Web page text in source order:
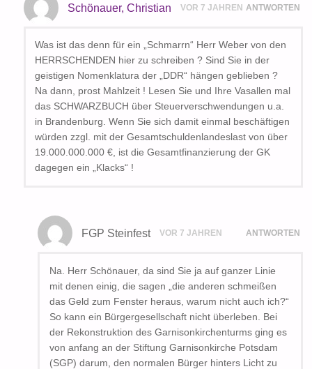
Schönauer, Christian VOR 7 JAHREN ANTWORTEN
Was ist das denn für ein „Schmarrn“ Herr Weber von den
HERRSCHENDEN hier zu schreiben ? Sind Sie in der
geistigen Nomenklatura der „DDR“ hängen geblieben ?
Na dann, prost Mahlzeit ! Lesen Sie und Ihre Vasallen mal
das SCHWARZBUCH über Steuerverschwendungen u.a.
in Brandenburg. Wenn Sie sich damit einmal beschäftigen
würden zzgl. mit der Gesamtschuldenlandeslast von über
19.000.000.000 €, ist die Gesamtfinanzierung der GK
dagegen ein „Klacks“ !
FGP Steinfest VOR 7 JAHREN ANTWORTEN
Na. Herr Schönauer, da sind Sie ja auf ganzer Linie
mit denen einig, die sagen „die anderen schmeißen
das Geld zum Fenster heraus, warum nicht auch ich?“
So kann ein Bürgergesellschaft nicht überleben. Bei
der Rekonstruktion des Garnisonkirchenturms ging es
von anfang an der Stiftung Garnisonkirche Potsdam
(SGP) darum, den normalen Bürger hinters Licht zu